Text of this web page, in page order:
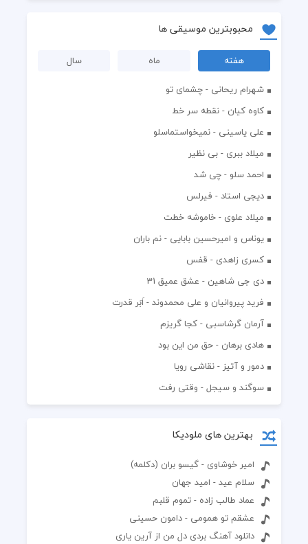
محبوبترین موسیقی ها
هفته ماه
سال
شهرام ریحانی - چشمای تو
کاوه کیان - نقطه سر خط
علی یاسینی - نمیخواستماسلو
میلاد ببری - بی نظیر
احمد سلو - چی شد
دیجی استاد - فیرلس
میلاد علوی - خاموشه خطت
یوناس و امیرحسین بابایی - نم باران
کسری زاهدی - قفس
دی جی شاهین - عشق عمیق 31
فرید پیروانیان و علی محمدوند - اَبَر قدرت
آرمان گرشاسبی - کجا گریزم
هادی برهان - حق من این بود
دمور و آتیز - نقاشی رویا
سوگند و سیجل - وقتی رفت
بهترین های ملودیکا
امیر خوشاوی - گیسو بران (دکلمه)
سلام عید - امید جهان
عماد طالب زاده - تموم قلبم
عشقم تو همومی - دامون حسینی
دانلود آهنگ بردی دل من از آرین یاری